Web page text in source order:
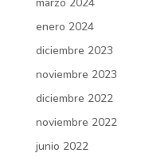
enero 2024
diciembre 2023
noviembre 2023
diciembre 2022
noviembre 2022
junio 2022